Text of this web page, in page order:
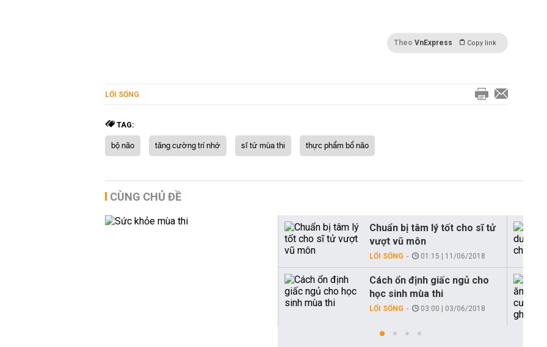
Theo VnExpress Copy link
LỐI SỐNG
TAG:
bộ não tăng cường trí nhớ sĩ tử mùa thi thực phẩm bổ não
CÙNG CHỦ ĐỀ
Chuẩn bị tâm lý tốt cho sĩ tử
vượt vũ môn
LỐI SỐNG 01:15 | 11/06/2018
Cách ổn định giấc ngủ cho
học sinh mùa thi
LỐI SỐNG 03:00 | 03/06/2018